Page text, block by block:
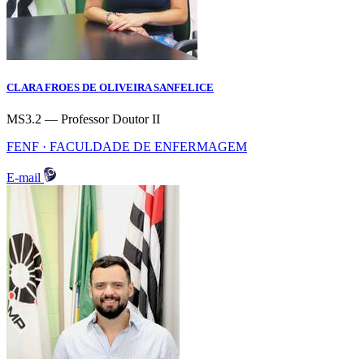
CLARA FROES DE OLIVEIRA SANFELICE
MS3.2 — Professor Doutor II
FENF · FACULDADE DE ENFERMAGEM
E-mail